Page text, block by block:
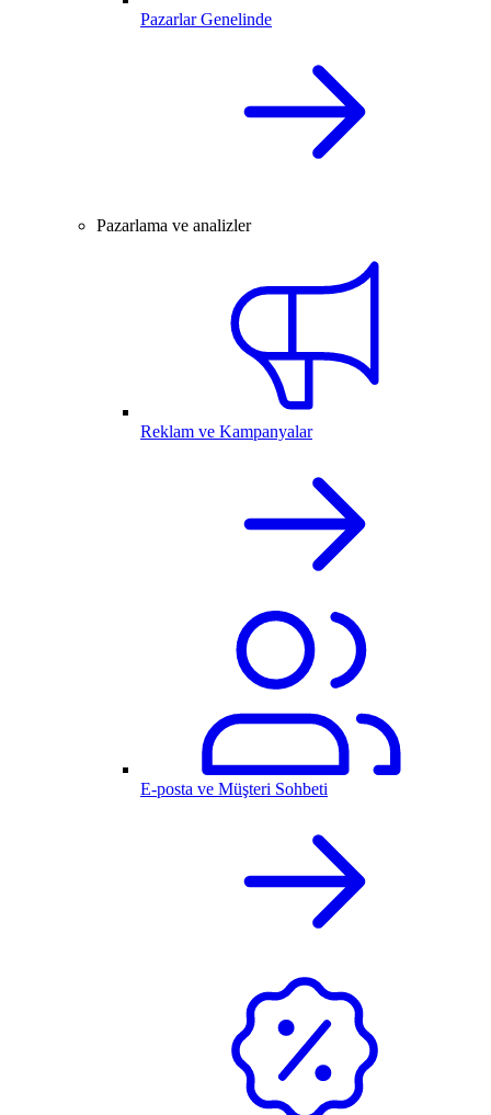
Pazarlar Genelinde
Pazarlama ve analizler
Reklam ve Kampanyalar
E-posta ve Müşteri Sohbeti